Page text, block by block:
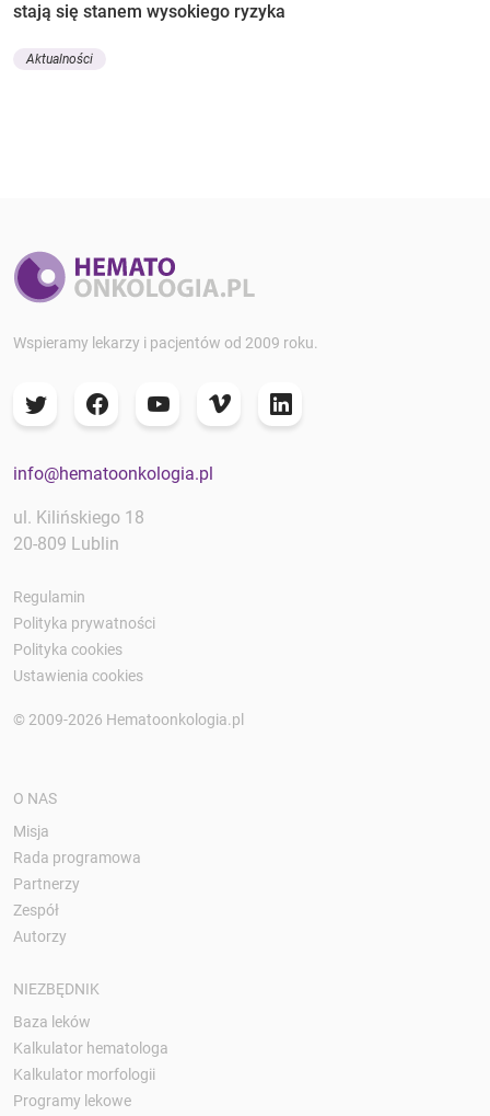
stają się stanem wysokiego ryzyka
Aktualności
Wspieramy lekarzy i pacjentów od 2009 roku.
info@hematoonkologia.pl
ul. Kilińskiego 18
20-809 Lublin
Regulamin
Polityka prywatności
Polityka cookies
Ustawienia cookies
© 2009-2026 Hematoonkologia.pl
O NAS
Misja
Rada programowa
Partnerzy
Zespół
Autorzy
NIEZBĘDNIK
Baza leków
Kalkulator hematologa
Kalkulator morfologii
Programy lekowe